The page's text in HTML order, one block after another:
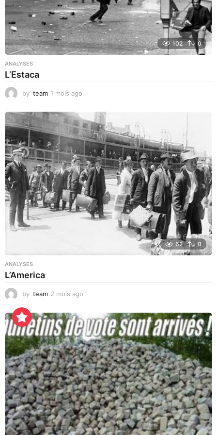
102 0
ANALYSES
L’Estaca
by team 1 mois ago
i
s
a
o
62 0
ANALYSES
L’America
by team 2 mois ago
e
u
r
e
s
a
g
o